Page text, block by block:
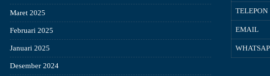
Maret 2025
Februari 2025
Januari 2025
Desember 2024
TELEPON
EMAIL